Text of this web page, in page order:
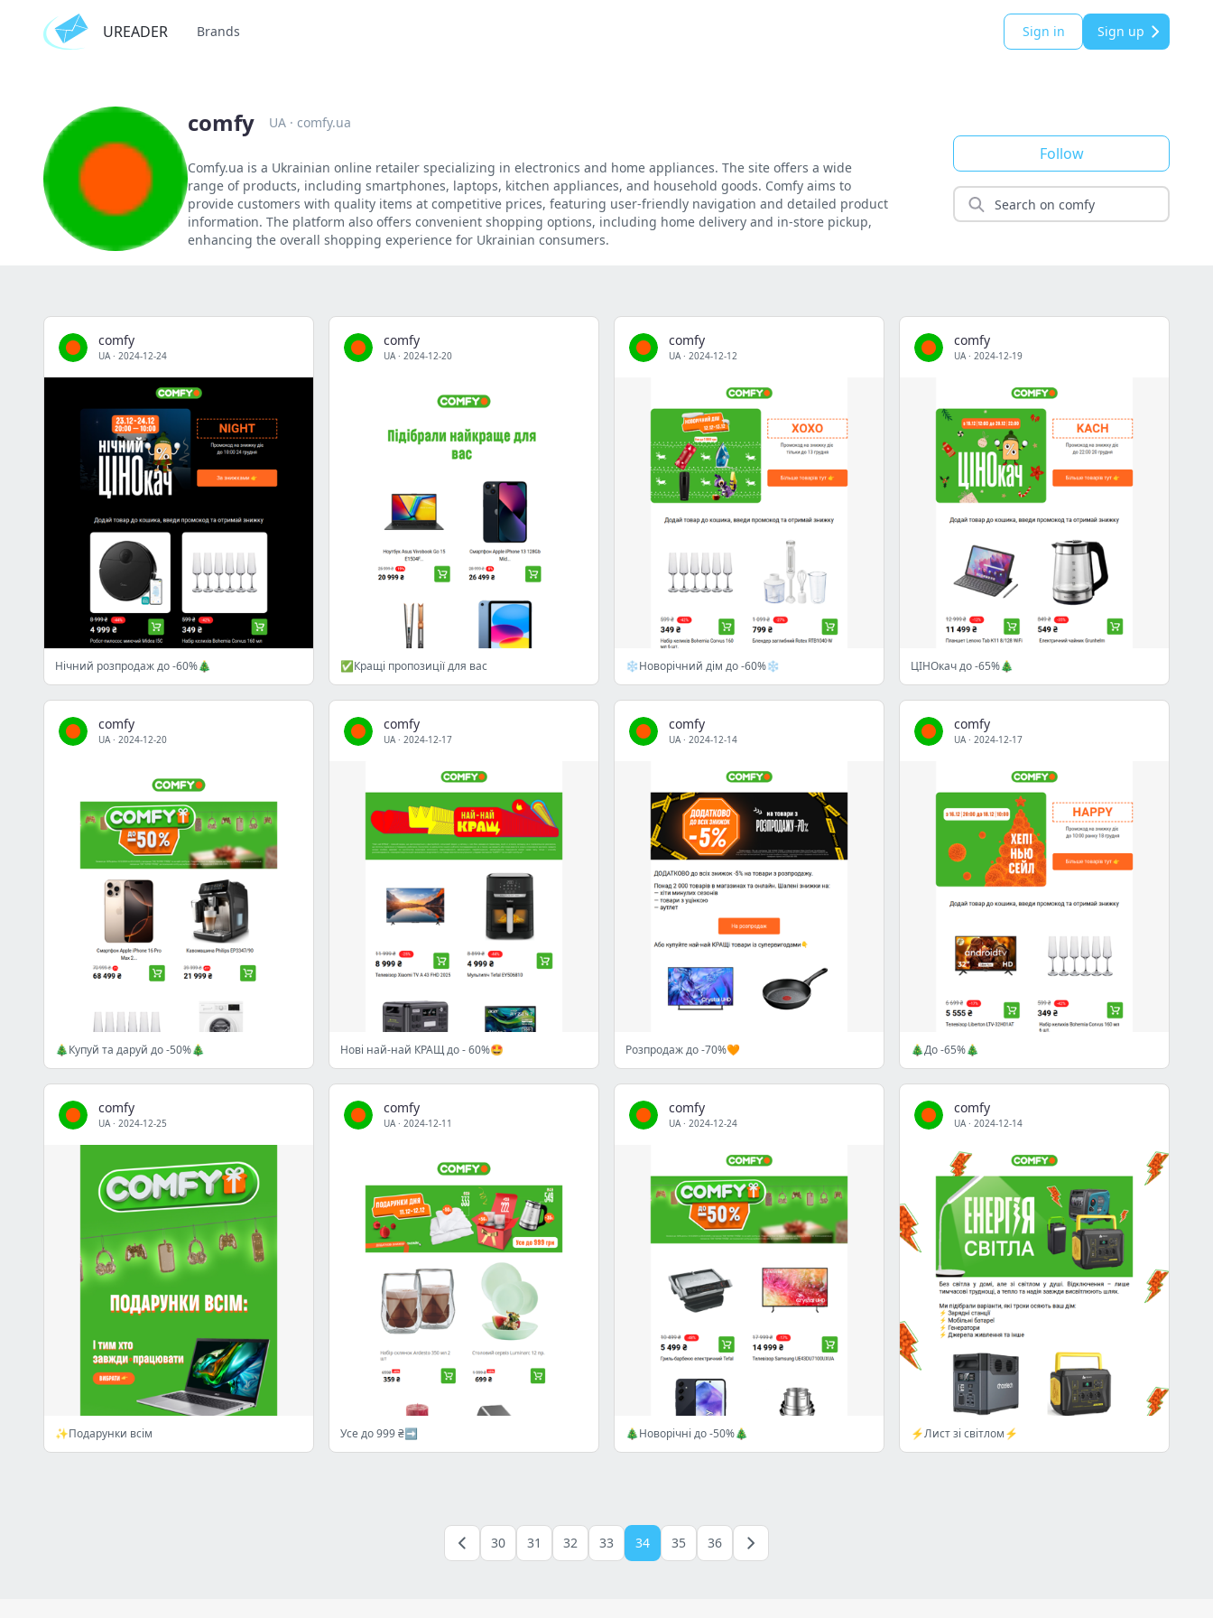
UREADER Brands Sign in Sign up
comfy UA · comfy.ua
Comfy.ua is a Ukrainian online retailer specializing in electronics and home appliances. The site offers a wide
range of products, including smartphones, laptops, kitchen appliances, and household goods. Comfy aims to
provide customers with quality items at competitive prices, featuring user-friendly navigation and detailed product
information. The platform also offers convenient shopping options, including home delivery and in-store pickup,
enhancing the overall shopping experience for Ukrainian consumers.
Follow
comfy
UA· 2024-12-24
Нічний розпродаж до -60%🎄
comfy
UA· 2024-12-20
✅Кращі пропозиції для вас
comfy
UA· 2024-12-12
❄️Новорічний дім до -60%❄️
comfy
UA· 2024-12-19
ЦІНОкач до -65%🎄
comfy
UA· 2024-12-20
🎄Купуй та даруй до -50%🎄
comfy
UA· 2024-12-17
Нові най-най КРАЩ до - 60%🤩
comfy
UA· 2024-12-14
Розпродаж до -70%🧡
comfy
UA· 2024-12-17
🎄До -65%🎄
comfy
UA· 2024-12-25
✨Подарунки всім
comfy
UA· 2024-12-11
Усе до 999 ₴➡️
comfy
UA· 2024-12-24
🎄Новорічні до -50%🎄
comfy
UA· 2024-12-14
⚡Лист зі світлом⚡
30 31 32 33 34 35 36